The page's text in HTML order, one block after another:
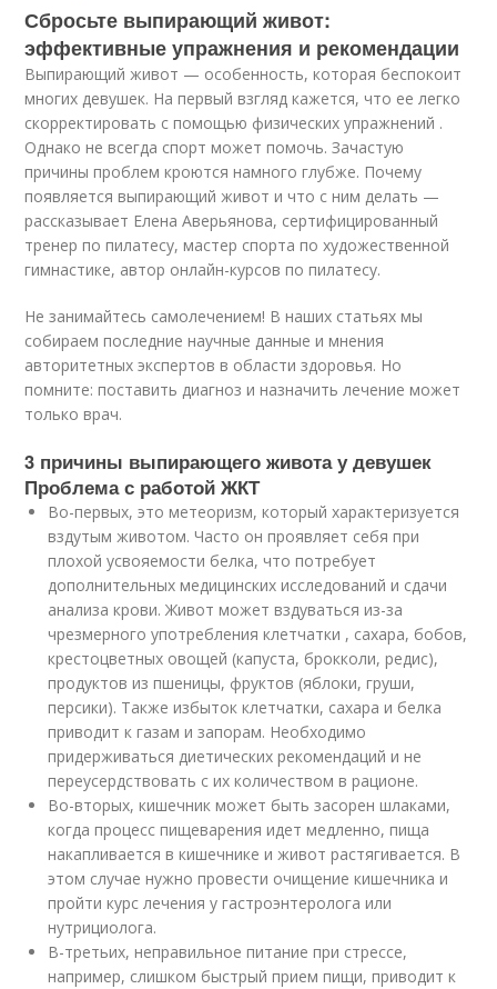
Сбросьте выпирающий живот:
эффективные упражнения и рекомендации
Выпирающий живот — особенность, которая беспокоит
многих девушек. На первый взгляд кажется, что ее легко
скорректировать с помощью физических упражнений .
Однако не всегда спорт может помочь. Зачастую
причины проблем кроются намного глубже. Почему
появляется выпирающий живот и что с ним делать —
рассказывает Елена Аверьянова, сертифицированный
тренер по пилатесу, мастер спорта по художественной
гимнастике, автор онлайн-курсов по пилатесу.
Не занимайтесь самолечением! В наших статьях мы
собираем последние научные данные и мнения
авторитетных экспертов в области здоровья. Но
помните: поставить диагноз и назначить лечение может
только врач.
3 причины выпирающего живота у девушек
Проблема с работой ЖКТ
Во-первых, это метеоризм, который характеризуется
вздутым животом. Часто он проявляет себя при
плохой усвояемости белка, что потребует
дополнительных медицинских исследований и сдачи
анализа крови. Живот может вздуваться из-за
чрезмерного употребления клетчатки , сахара, бобов,
крестоцветных овощей (капуста, брокколи, редис),
продуктов из пшеницы, фруктов (яблоки, груши,
персики). Также избыток клетчатки, сахара и белка
приводит к газам и запорам. Необходимо
придерживаться диетических рекомендаций и не
переусердствовать с их количеством в рационе.
Во-вторых, кишечник может быть засорен шлаками,
когда процесс пищеварения идет медленно, пища
накапливается в кишечнике и живот растягивается. В
этом случае нужно провести очищение кишечника и
пройти курс лечения у гастроэнтеролога или
нутрициолога.
В-третьих, неправильное питание при стрессе,
например, слишком быстрый прием пищи, приводит к